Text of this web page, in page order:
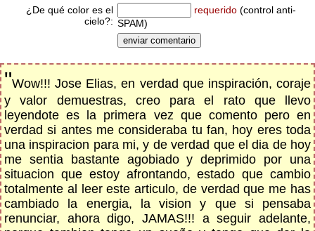
¿De qué color es el
cielo?:
requerido (control anti-
SPAM)
"Wow!!! Jose Elias, en verdad que inspiración, coraje
y valor demuestras, creo para el rato que llevo
leyendote es la primera vez que comento pero en
verdad si antes me consideraba tu fan, hoy eres toda
una inspiracion para mi, y de verdad que el dia de hoy
me sentia bastante agobiado y deprimido por una
situacion que estoy afrontando, estado que cambio
totalmente al leer este articulo, de verdad que me has
cambiado la energia, la vision y que si pensaba
renunciar, ahora digo, JAMAS!!! a seguir adelante,